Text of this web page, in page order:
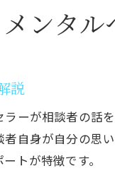
メンタ
カ
カ
カ
セルフ
ンタ
説
ーが相談者の話
自身が自分の思
トが特徴です。